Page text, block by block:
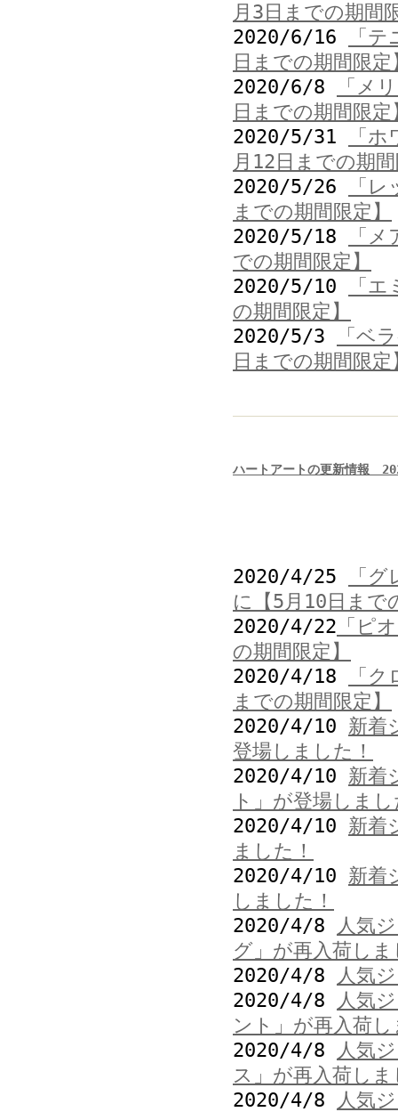
月3日までの期間
2020/6/16
「
日までの期間限定
2020/6/8
「メ
日までの期間限定
2020/5/31
「
月12日までの期
2020/5/26
「
までの期間限定】
2020/5/18
「
での期間限定】
2020/5/10
「
の期間限定】
2020/5/3
「ベ
日までの期間限定
ハートアートの更新情報
2020/4/25
「
に【5月10日まで
2020/4/22 「ピ
の期間限定】
2020/4/18
「
までの期間限定】
2020/4/10 新着
登場しました！
2020/4/10 新着
ト」が登場しま
2020/4/10 新着
ました！
2020/4/10 新着
しました！
2020/4/8
人気
グ」が再入荷し
2020/4/8
人気
2020/4/8
人気
ント」が再入荷
2020/4/8
人気
ス」が再入荷し
2020/4/8
人気